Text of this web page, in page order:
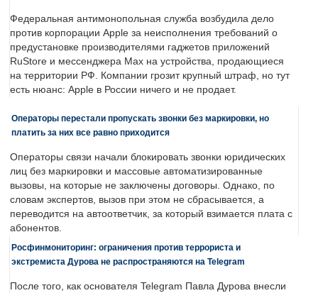
Федеральная антимонопольная служба возбудила дело
против корпорации Apple за неисполнения требований о
предустановке производителями гаджетов приложений
RuStore и мессенджера Max на устройства, продающиеся
на территории РФ. Компании грозит крупный штраф, но тут
есть нюанс: Apple в России ничего и не продает.
Операторы перестали пропускать звонки без маркировки, но
платить за них все равно приходится
Операторы связи начали блокировать звонки юридических
лиц без маркировки и массовые автоматизированные
вызовы, на которые не заключены договоры. Однако, по
словам экспертов, вызов при этом не сбрасывается, а
переводится на автоответчик, за который взимается плата с
абонентов.
Росфинмониторинг: ограничения против террориста и
экстремиста Дурова не распространяются на Telegram
После того, как основателя Telegram Павла Дурова внесли